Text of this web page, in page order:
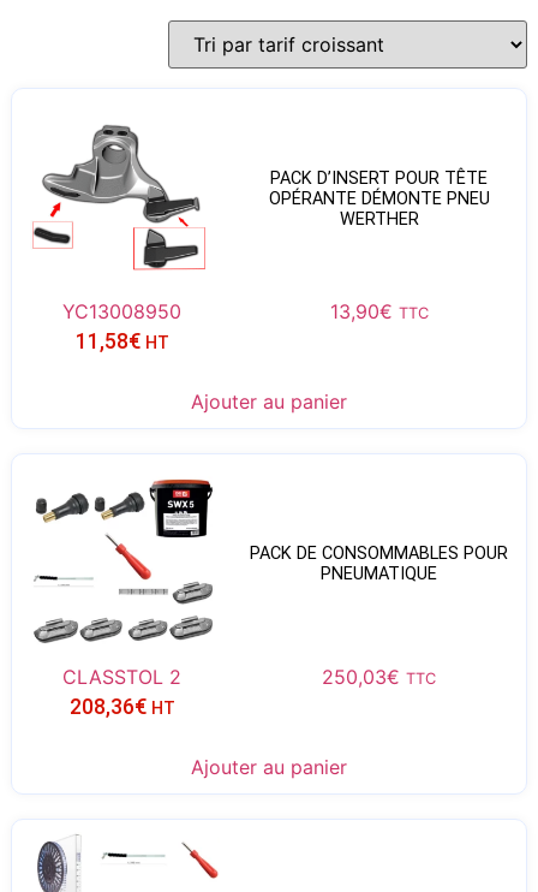
PACK D’INSERT POUR TÊTE
OPÉRANTE DÉMONTE PNEU
WERTHER
YC13008950 13,90€ TTC
11,58€ HT
Ajouter au panier
PACK DE CONSOMMABLES POUR
PNEUMATIQUE
CLASSTOL 2 250,03€ TTC
208,36€ HT
Ajouter au panier